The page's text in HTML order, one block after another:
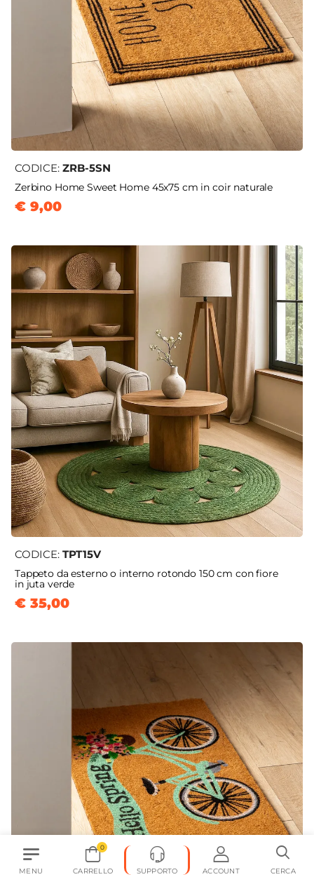
CODICE: ZRB-5SN
Zerbino Home Sweet Home 45x75 cm in coir naturale
€ 9,00
CODICE: TPT15V
Tappeto da esterno o interno rotondo 150 cm con fiore
in juta verde
€ 35,00
MENU
0
CARRELLO SUPPORTO ACCOUNT CERCA